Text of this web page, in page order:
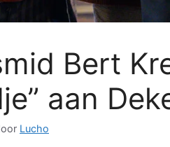
Bert
aan
Lucho